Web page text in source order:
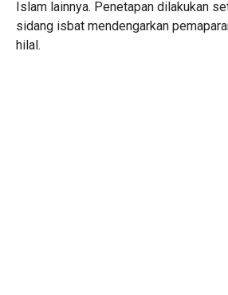
Islam lainnya. Penetapan dilakukan
sidang isbat mendengarkan
hilal.